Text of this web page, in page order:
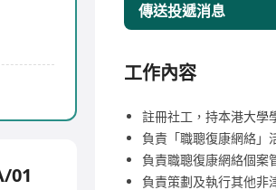
01
傳送投遞消息
工作內容
註冊社工，持本港大學
負責「職聰復康網絡」
負責職聰復康網絡個案
負責策劃及執行其他非